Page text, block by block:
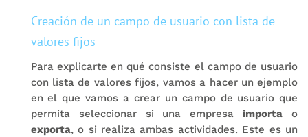
Creación de un campo de usuario con lista de
valores fijos
Para explicarte en qué consiste el campo de usuario
con lista de valores fijos, vamos a hacer un ejemplo
en el que vamos a crear un campo de usuario que
permita seleccionar si una empresaimporta o
exporta, o si realiza ambas actividades. Este es un